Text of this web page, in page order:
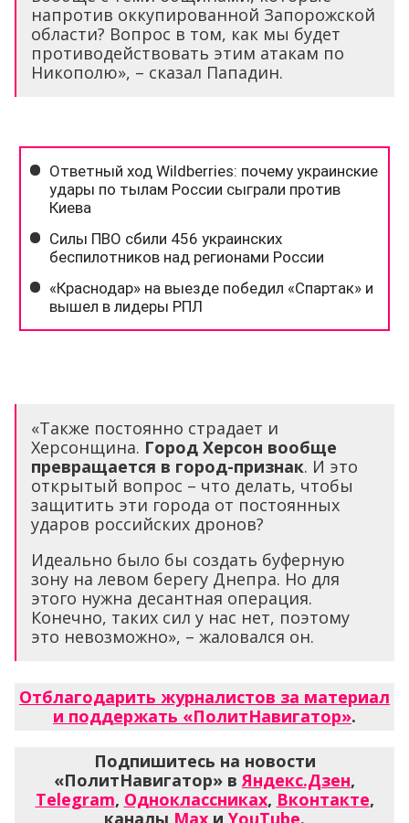
напротив оккупированной Запорожской
области? Вопрос в том, как мы будет
противодействовать этим атакам по
Никополю», – сказал Пападин.
«Также постоянно страдает и
Херсонщина. Город Херсон вообще
превращается в город-признак. И это
открытый вопрос – что делать, чтобы
защитить эти города от постоянных
ударов российских дронов?
Идеально было бы создать буферную
зону на левом берегу Днепра. Но для
этого нужна десантная операция.
Конечно, таких сил у нас нет, поэтому
это невозможно», – жаловался он.
Отблагодарить журналистов за материал
и поддержать «ПолитНавигатор».
Подпишитесь на новости
«ПолитНавигатор» вЯндекс.Дзен,
Telegram, Одноклассниках, Вконтакте,
каналы Max и YouTube.